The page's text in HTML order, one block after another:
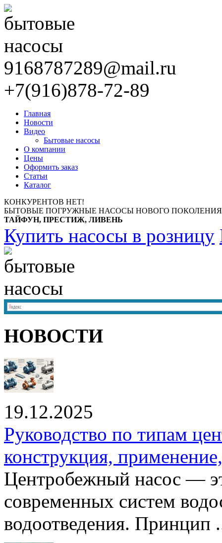
9168787289@mail.ru
+7(916)878-72-89
Главная
Новости
Видео
Бытовые насосы
О компании
Цены
Оформить заказ
Статьи
Каталог
КОНКУРЕНТОВ НЕТ!
БЫТОВЫЕ ПОГРУЖНЫЕ НАСОСЫ НОВОГО
ТАЙФУН, ПРЕСТИЖ, ЛИВЕНЬ
Купить насосы в розницу
НОВОСТИ
19.12.2025
Руководство по типам
конструкция,
Центробежный насос —
современных систем
водоотведения. Принцип